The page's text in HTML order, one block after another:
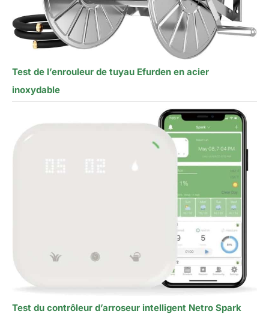
Test de l’enrouleur de tuyau Efurden en acier
inoxydable
Test du contrôleur d’arroseur intelligent Netro Spark